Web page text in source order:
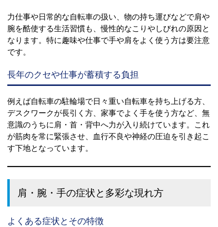
力仕事や日常的な自転車の扱い、物の持ち運びなどで肩や
腕を酷使する生活習慣も、慢性的なこりやしびれの原因と
なります。特に趣味や仕事で手や肩をよく使う方は要注意
です。
長年のクセや仕事が蓄積する負担
例えば自転車の駐輪場で日々重い自転車を持ち上げる方、
デスクワークが長引く方、家事でよく手を使う方など、無
意識のうちに肩・首・背中へ力が入り続けています。これ
が筋肉を常に緊張させ、血行不良や神経の圧迫を引き起こ
す下地となっています。
肩・腕・手の症状と多彩な現れ方
よくある症状とその特徴